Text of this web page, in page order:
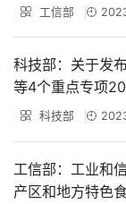
工信部
科技部：关于发
等4个重点专项
科技部
工信部：工业和
产区和地方特色